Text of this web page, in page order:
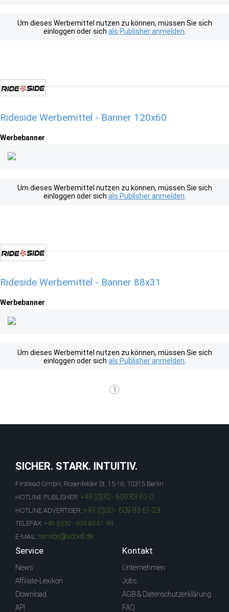
Um dieses Werbemittel nutzen zu können, müssen Sie sich
einloggen oder sich als Publisher anmelden
Rideside Werbemittel - Banner 120x60
Werbebanner
Um dieses Werbemittel nutzen zu können, müssen Sie sich
einloggen oder sich als Publisher anmelden
Rideside Werbemittel - Banner 88x31
Werbebanner
Um dieses Werbemittel nutzen zu können, müssen Sie sich
einloggen oder sich als Publisher anmelden
1
SICHER. STARK. INTUITIV.
Firstlead GmbH, Rosenfelder St. 15-16, 10315 Berlin
HOTLINE PUBLISHER: +49 (0)30 - 609 83 61-0
HOTLINE ADVERTISER: +49 (0)30 - 609 83 61-23
TELEFAX: +49 (0)30 - 609 83 61-99
E-MAIL: service@adcell.de
Service
News
Affiliate-Lexikon
Download
API
Kontakt
Unternehmen
Jobs
AGB & Datenschutzerklärung
FAQ